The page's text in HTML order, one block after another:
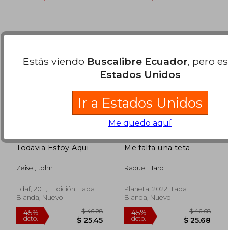
$ 20.45
45%
dcto.
$
$
Todavia Estoy Aqui
Zeisel, John
Edaf, 2011, 1 Edición, Tapa
Blanda, Nuevo
Me falta una teta
Raquel Haro
Planeta, 2022, Tapa
Blanda, Nuevo
Estás viendo Buscalibre Ecuador, pero
Estados Unidos
Ir a Estados Unidos
Me quedo aquí